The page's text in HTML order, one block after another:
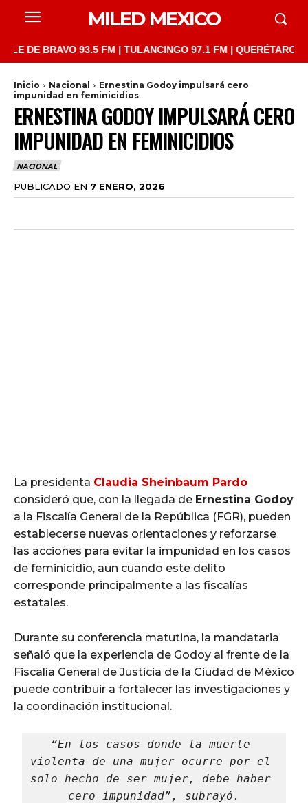
MILED MEXICO
BRAVO 93.5 FM | TULANCINGO 97.1 FM | QUERÉTARO
Inicio Nacional
Ernestina Godoy impulsará cero
impunidad en feminicidios
ERNESTINA GODOY IMPULSARÁ CERO
IMPUNIDAD EN FEMINICIDIOS
NACIONAL
PUBLICADO EN 7 ENERO, 2026
La presidenta Claudia Sheinbaum Pardo
consideró que, con la llegada de Ernestina Godoy
a la Fiscalía General de la República (FGR), pueden
establecerse nuevas orientaciones y reforzarse
las acciones para evitar la impunidad en los casos
de feminicidio, aun cuando este delito
corresponde principalmente a las fiscalías
estatales.
Durante su conferencia matutina, la mandataria
señaló que la experiencia de Godoy al frente de la
Fiscalía General de Justicia de la Ciudad de México
puede contribuir a fortalecer las investigaciones y
la coordinación institucional.
“En los casos donde la muerte
violenta de una mujer ocurre por el
solo hecho de ser mujer, debe haber
cero impunidad”, subrayó.